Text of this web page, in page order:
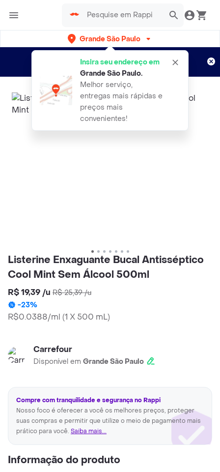
Grande São Paulo
Insira seu endereço em
Grande São Paulo.
Melhor serviço,
entregas mais rápidas e
preços mais
convenientes!
Entregas grátis por 15 dias!
Aplicam T&C
Listerine Enxaguante Bucal Antisséptico
Cool Mint Sem Álcool 500ml
R$ 19,39 /u R$ 25,39/u
-23%
R$0.0388/ml (1 X 500 mL)
Carrefour
Disponível em Grande São Paulo
Compre com tranquilidade e segurança no Rappi
Nosso foco é oferecer a você os melhores preços, proteger
suas compras e permitir que utilize o meio de pagamento mais
prático para você. Saiba mais...
Informação do produto